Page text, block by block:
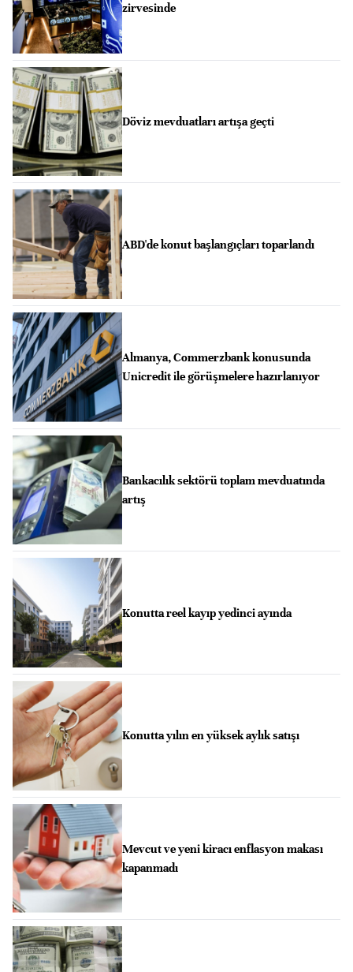
zirvesinde
Döviz mevduatları artışa geçti
ABD'de konut başlangıçları toparlandı
Almanya, Commerzbank konusunda
Unicredit ile görüşmelere hazırlanıyor
Bankacılık sektörü toplam mevduatında
artış
Konutta reel kayıp yedinci ayında
Konutta yılın en yüksek aylık satışı
Mevcut ve yeni kiracı enflasyon makası
kapanmadı